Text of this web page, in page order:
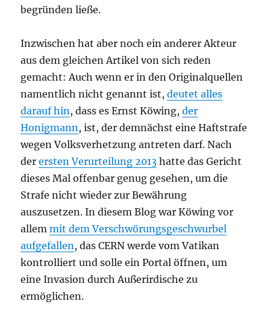
begründen ließe.
Inzwischen hat aber noch ein anderer Akteur
aus dem gleichen Artikel von sich reden
gemacht: Auch wenn er in den Originalquellen
namentlich nicht genannt ist,deutet alles
darauf hin, dass es Ernst Köwing,der
Honigmann, ist, der demnächst eine Haftstrafe
wegen Volksverhetzung antreten darf. Nach
derersten Verurteilung 2013 hatte das Gericht
dieses Mal offenbar genug gesehen, um die
Strafe nicht wieder zur Bewährung
auszusetzen. In diesem Blog war Köwing vor
allemmit dem Verschwörungsgeschwurbel
aufgefallen, das CERN werde vom Vatikan
kontrolliert und solle ein Portal öffnen, um
eine Invasion durch Außerirdische zu
ermöglichen.